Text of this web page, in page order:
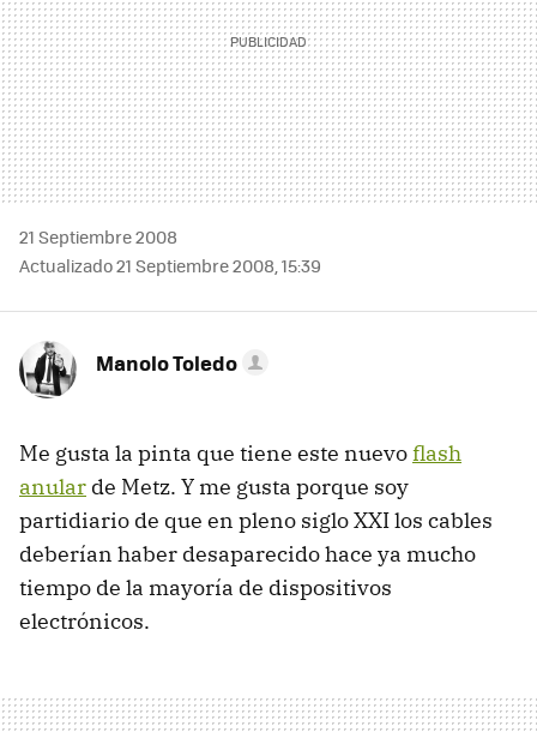
21 Septiembre 2008
Actualizado 21 Septiembre 2008, 15:39
Manolo Toledo
Me gusta la pinta que tiene este nuevoflash
anular de Metz. Y me gusta porque soy
partidiario de que en pleno siglo XXI los cables
deberían haber desaparecido hace ya mucho
tiempo de la mayoría de dispositivos
electrónicos.